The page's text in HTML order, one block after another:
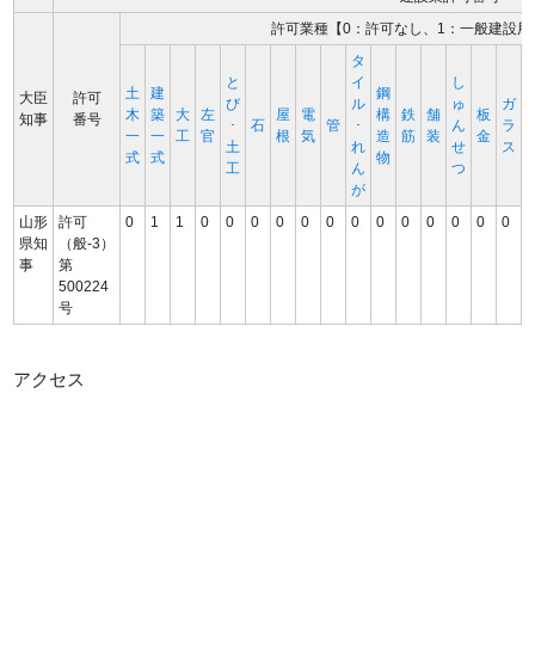
大臣
知事
許可
番号
許可業種【0：許可なし、1：一般建設
土
木
一
式
建
築
一
式
大
工
左
官
と
び
･
土
工
石
屋
根
電
気
管
タ
イ
ル
･
れ
ん
が
鋼
構
造
物
鉄
筋
舗
装
し
ゅ
ん
せ
つ
板
金
ガ
ラ
ス
山形
県知
事
許可
（般-3）
第
500224
号
0 1 1 0 0 0 0 0 0 0 0 0 0 0 0 0
アクセス